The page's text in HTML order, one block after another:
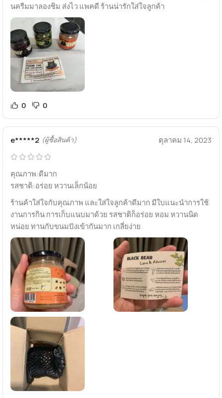
นครีมมาลองชิม ส่งไว แพคดี ร้านน่ารักใส่ใจลูกค้า
0 0
e*****2 (ผู้ซื้อสินค้า) ตุลาคม 14, 2023
คุณภาพ:ดีมาก
รสชาติ:อร่อย หวานเล็กน้อย
ร้านค้าใส่ใจกับคุณภาพ และใส่ใจลูกค้าดีมาก มีใบแนะนำการใช้
งานการกิน การเก็บแนบมาด้วย รสชาติก็อร่อย หอม หวานนิด
หน่อย ทานกับขนมปังเข้ากันมาก เกลี่ยง่าย